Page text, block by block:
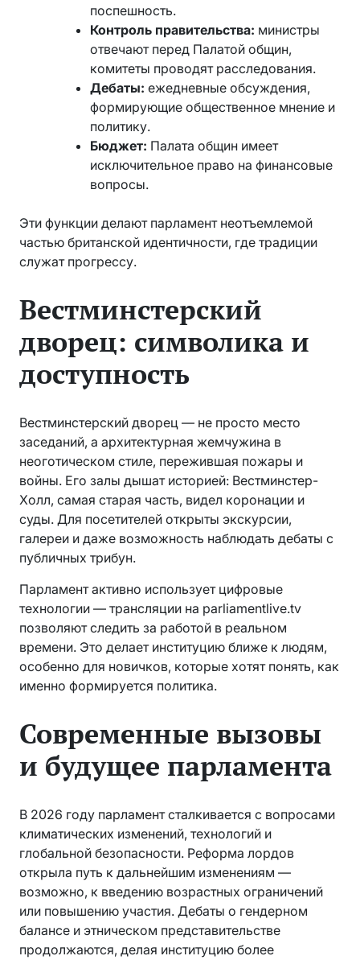
поспешность.
Контроль правительства: министры
отвечают перед Палатой общин,
комитеты проводят расследования.
Дебаты: ежедневные обсуждения,
формирующие общественное мнение и
политику.
Бюджет: Палата общин имеет
исключительное право на финансовые
вопросы.
Эти функции делают парламент неотъемлемой
частью британской идентичности, где традиции
служат прогрессу.
Вестминстерский
дворец: символика и
доступность
Вестминстерский дворец — не просто место
заседаний, а архитектурная жемчужина в
неоготическом стиле, пережившая пожары и
войны. Его залы дышат историей: Вестминстер-
Холл, самая старая часть, видел коронации и
суды. Для посетителей открыты экскурсии,
галереи и даже возможность наблюдать дебаты с
публичных трибун.
Парламент активно использует цифровые
технологии — трансляции на parliamentlive.tv
позволяют следить за работой в реальном
времени. Это делает институцию ближе к людям,
особенно для новичков, которые хотят понять, как
именно формируется политика.
Современные вызовы
и будущее парламента
В 2026 году парламент сталкивается с вопросами
климатических изменений, технологий и
глобальной безопасности. Реформа лордов
открыла путь к дальнейшим изменениям —
возможно, к введению возрастных ограничений
или повышению участия. Дебаты о гендерном
балансе и этническом представительстве
продолжаются, делая институцию более